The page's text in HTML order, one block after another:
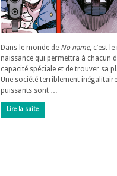
Dans le monde de No name, c’est
naissance qui permettra à chacun
capacité spéciale et de trouver sa
Une société terriblement
puissants sont …
Lire la suite